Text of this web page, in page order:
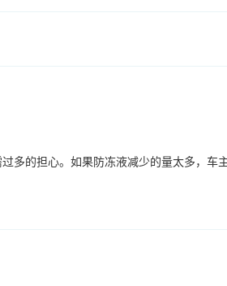
多的担心。如果防冻液减少的量太多，车